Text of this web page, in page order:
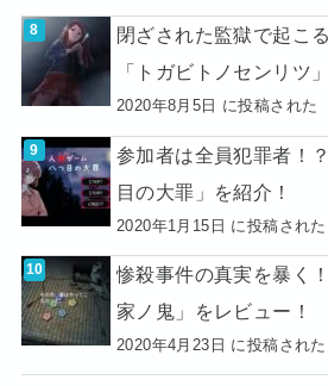
閉ざされた監獄で起こ
「トガビトノセンリツ
2020年8月5日 に投稿された
参加者は全員犯罪者！
目の大罪」を紹介！
2020年1月15日 に投稿された
惨殺事件の真実を暴く
家ノ鬼」をレビュー！
2020年4月23日 に投稿された